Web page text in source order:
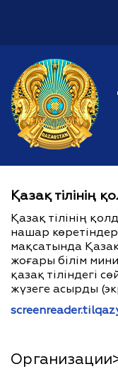
Қазақ тілінің
Қазақ тілінің
нашар
мақсатында
жоғары білім
қазақ тіліндегі
жүзеге асырды